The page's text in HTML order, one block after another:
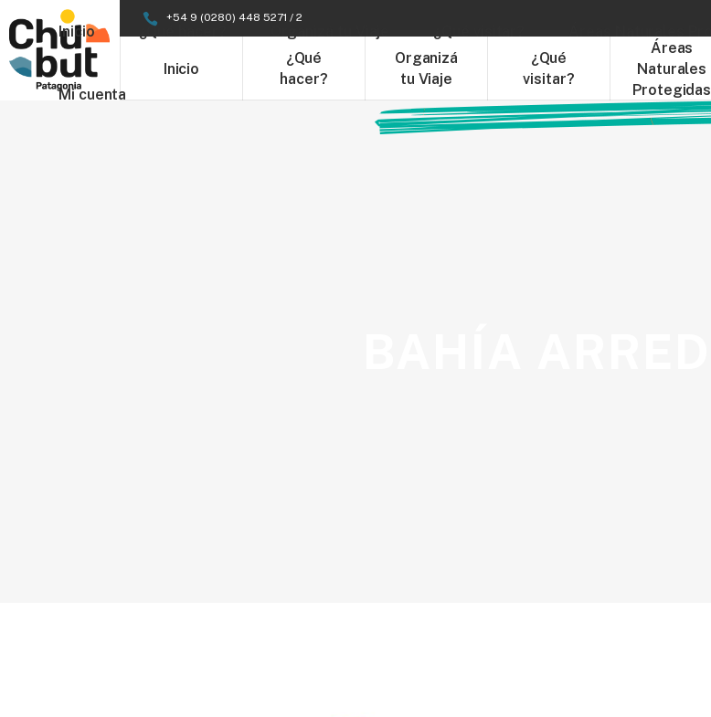
+54 9 (0280) 448 5271 / 2
Inicio
¿Qué
hacer?
Organizá
tu Viaje
¿Qué
visitar?
Áreas
Naturales
Protegidas
Inicio ¿Qué hacer?
Mi cuenta